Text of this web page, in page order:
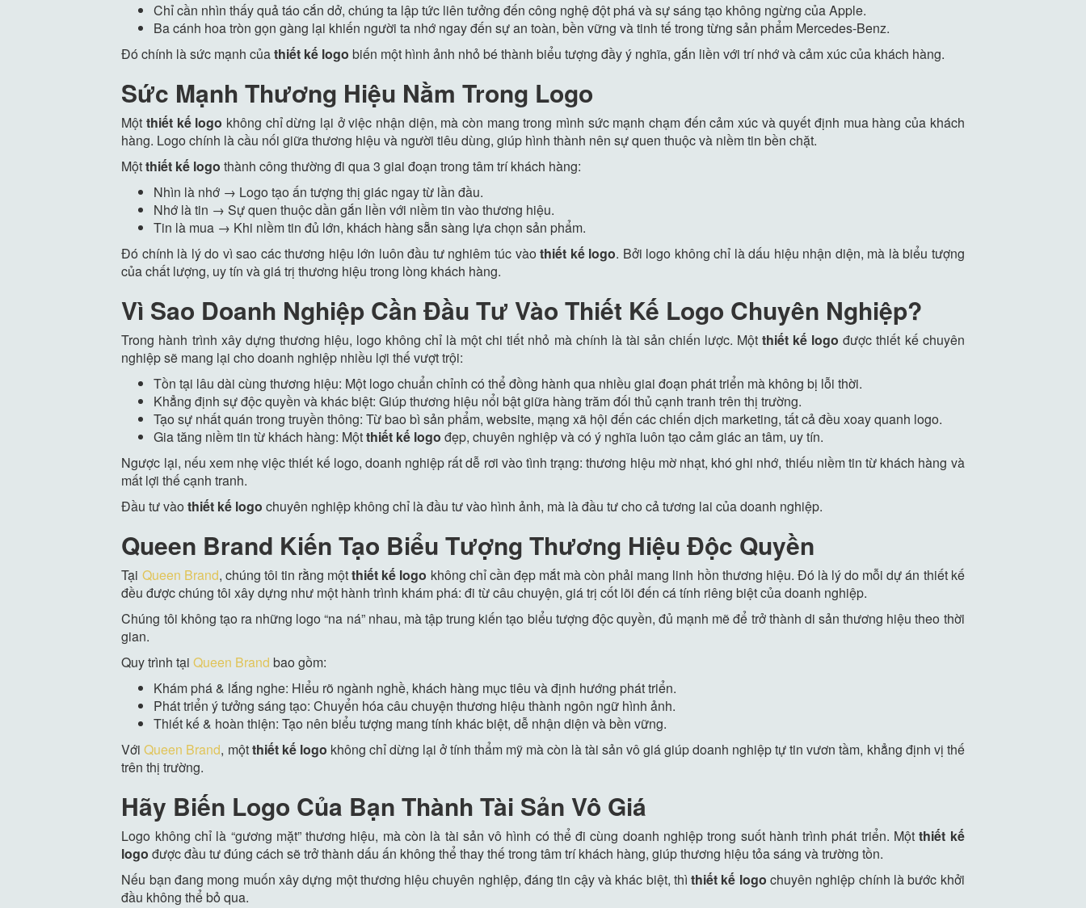
Chỉ cần nhìn thấy quả táo cắn dở, chúng ta lập tức liên tưởng đến công nghệ đột phá và sự sáng tạo không ngừng của Apple.
Ba cánh hoa tròn gọn gàng lại khiến người ta nhớ ngay đến sự an toàn, bền vững và tinh tế trong từng sản phẩm Mercedes-Benz.
Đó chính là sức mạnh củathiết kế logo biến một hình ảnh nhỏ bé thành biểu tượng đầy ý nghĩa, gắn liền với trí nhớ và cảm xúc của khách hàng.
Sức Mạnh Thương Hiệu Nằm Trong Logo
Mộtthiết kế logo không chỉ dừng lại ở việc nhận diện, mà còn mang trong mình sức mạnh chạm đến cảm xúc và quyết định mua hàng của khách
hàng. Logo chính là cầu nối giữa thương hiệu và người tiêu dùng, giúp hình thành nên sự quen thuộc và niềm tin bền chặt.
Mộtthiết kế logo thành công thường đi qua 3 giai đoạn trong tâm trí khách hàng:
Nhìn là nhớ → Logo tạo ấn tượng thị giác ngay từ lần đầu.
Nhớ là tin → Sự quen thuộc dần gắn liền với niềm tin vào thương hiệu.
Tin là mua → Khi niềm tin đủ lớn, khách hàng sẵn sàng lựa chọn sản phẩm.
Đó chính là lý do vì sao các thương hiệu lớn luôn đầu tư nghiêm túc vàothiết kế logo. Bởi logo không chỉ là dấu hiệu nhận diện, mà là biểu tượng
của chất lượng, uy tín và giá trị thương hiệu trong lòng khách hàng.
Vì Sao Doanh Nghiệp Cần Đầu Tư Vào Thiết Kế Logo Chuyên Nghiệp?
Trong hành trình xây dựng thương hiệu, logo không chỉ là một chi tiết nhỏ mà chính là tài sản chiến lược. Mộtthiết kế logo được thiết kế chuyên
nghiệp sẽ mang lại cho doanh nghiệp nhiều lợi thế vượt trội:
Tồn tại lâu dài cùng thương hiệu: Một logo chuẩn chỉnh có thể đồng hành qua nhiều giai đoạn phát triển mà không bị lỗi thời.
Khẳng định sự độc quyền và khác biệt: Giúp thương hiệu nổi bật giữa hàng trăm đối thủ cạnh tranh trên thị trường.
Tạo sự nhất quán trong truyền thông: Từ bao bì sản phẩm, website, mạng xã hội đến các chiến dịch marketing, tất cả đều xoay quanh logo.
Gia tăng niềm tin từ khách hàng: Mộtthiết kế logo đẹp, chuyên nghiệp và có ý nghĩa luôn tạo cảm giác an tâm, uy tín.
Ngược lại, nếu xem nhẹ việc thiết kế logo, doanh nghiệp rất dễ rơi vào tình trạng: thương hiệu mờ nhạt, khó ghi nhớ, thiếu niềm tin từ khách hàng và
mất lợi thế cạnh tranh.
Đầu tư vàothiết kế logochuyên nghiệp không chỉ là đầu tư vào hình ảnh, mà là đầu tư cho cả tương lai của doanh nghiệp.
Queen Brand Kiến Tạo Biểu Tượng Thương Hiệu Độc Quyền
Tại Queen Brand, chúng tôi tin rằng mộtthiết kế logo không chỉ cần đẹp mắt mà còn phải mang linh hồn thương hiệu. Đó là lý do mỗi dự án thiết kế
đều được chúng tôi xây dựng như một hành trình khám phá: đi từ câu chuyện, giá trị cốt lõi đến cá tính riêng biệt của doanh nghiệp.
Chúng tôi không tạo ra những logo “na ná” nhau, mà tập trung kiến tạo biểu tượng độc quyền, đủ mạnh mẽ để trở thành di sản thương hiệu theo thời
gian.
Quy trình tạiQueen Brand bao gồm:
Khám phá & lắng nghe: Hiểu rõ ngành nghề, khách hàng mục tiêu và định hướng phát triển.
Phát triển ý tưởng sáng tạo: Chuyển hóa câu chuyện thương hiệu thành ngôn ngữ hình ảnh.
Thiết kế & hoàn thiện: Tạo nên biểu tượng mang tính khác biệt, dễ nhận diện và bền vững.
VớiQueen Brand, mộtthiết kế logo không chỉ dừng lại ở tính thẩm mỹ mà còn là tài sản vô giá giúp doanh nghiệp tự tin vươn tầm, khẳng định vị thế
trên thị trường.
Hãy Biến Logo Của Bạn Thành Tài Sản Vô Giá
Logo không chỉ là “gương mặt” thương hiệu, mà còn là tài sản vô hình có thể đi cùng doanh nghiệp trong suốt hành trình phát triển. Mộtthiết kế
logo được đầu tư đúng cách sẽ trở thành dấu ấn không thể thay thế trong tâm trí khách hàng, giúp thương hiệu tỏa sáng và trường tồn.
Nếu bạn đang mong muốn xây dựng một thương hiệu chuyên nghiệp, đáng tin cậy và khác biệt, thìthiết kế logochuyên nghiệp chính là bước khởi
đầu không thể bỏ qua.